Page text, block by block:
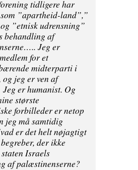
tidligere har
”apartheid-land”,”
”etnisk udrensning”
behandling af
Jeg er
for et
midterparti i
jeg er ven af
er humanist. Og
største
forbilleder er netop
jeg må samtidig
er det helt nøjagtigt
der ikke
Israels
af palæstinenserne?